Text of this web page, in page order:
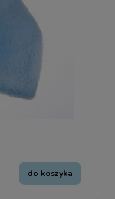
do koszyka